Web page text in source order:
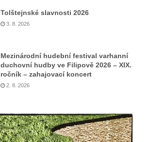
Tolštejnské slavnosti 2026
3. 8. 2026
Mezinárodní hudební festival varhanní
duchovní hudby ve Filipově 2026 – XIX.
ročník – zahajovací koncert
2. 8. 2026